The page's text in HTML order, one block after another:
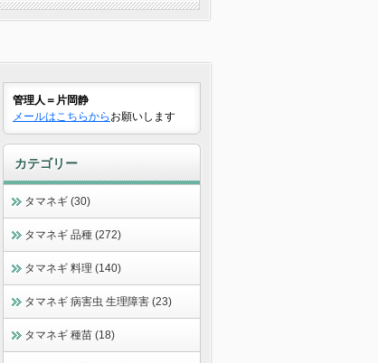
管理人＝片岡静
メールはこちらから お願いします
カテゴリー
タマネギ (30)
タマネギ 品種 (272)
タマネギ 料理 (140)
タマネギ 病害虫 生理障害 (23)
タマネギ 種苗 (18)